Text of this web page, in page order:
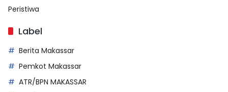
Peristiwa
Label
Berita Makassar
Pemkot Makassar
ATR/BPN MAKASSAR